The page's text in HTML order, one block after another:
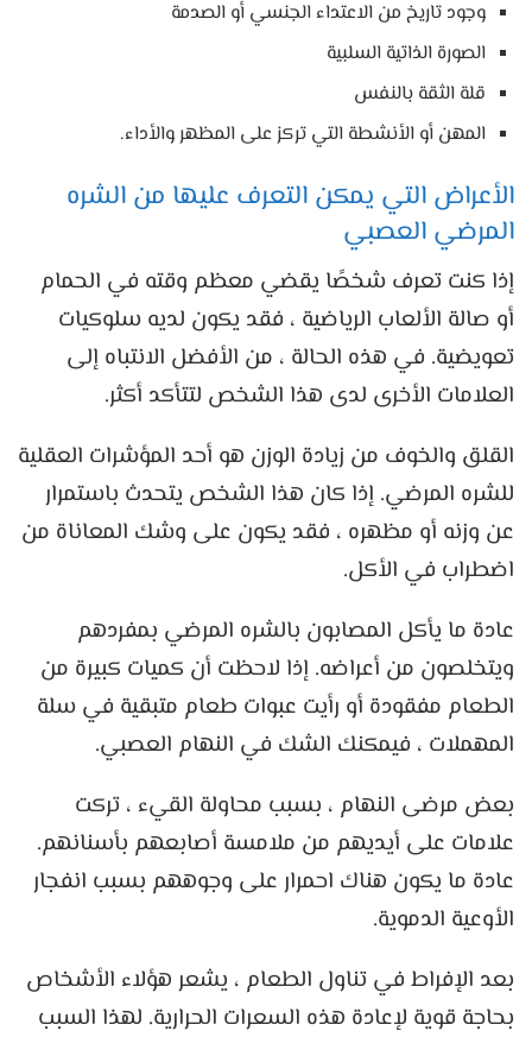
وجود تاريخ من الاعتداء الجنسي أو الصدمة
الصورة الذاتية السلبية
قلة الثقة بالنفس
المهن أو الأنشطة التي تركز على المظهر والأداء.
الأعراض التي يمكن التعرف عليها من الشره
المرضي العصبي
إذا كنت تعرف شخصًا يقضي معظم وقته في الحمام
أو صالة الألعاب الرياضية ، فقد يكون لديه سلوكيات
تعويضية. في هذه الحالة ، من الأفضل الانتباه إلى
العلامات الأخرى لدى هذا الشخص لتتأكد أكثر.
القلق والخوف من زيادة الوزن هو أحد المؤشرات العقلية
للشره المرضي. إذا كان هذا الشخص يتحدث باستمرار
عن وزنه أو مظهره ، فقد يكون على وشك المعاناة من
اضطراب في الأكل.
عادة ما يأكل المصابون بالشره المرضي بمفردهم
ويتخلصون من أعراضه. إذا لاحظت أن كميات كبيرة من
الطعام مفقودة أو رأيت عبوات طعام متبقية في سلة
المهملات ، فيمكنك الشك في النهام العصبي.
بعض مرضى النهام ، بسبب محاولة القيء ، تركت
علامات على أيديهم من ملامسة أصابعهم بأسنانهم.
عادة ما يكون هناك احمرار على وجوههم بسبب انفجار
الأوعية الدموية.
بعد الإفراط في تناول الطعام ، يشعر هؤلاء الأشخاص
بحاجة قوية لإعادة هذه السعرات الحرارية. لهذا السبب